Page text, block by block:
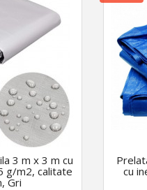
3 m x 3 m cu
g/m2, calitate
Gri
cu